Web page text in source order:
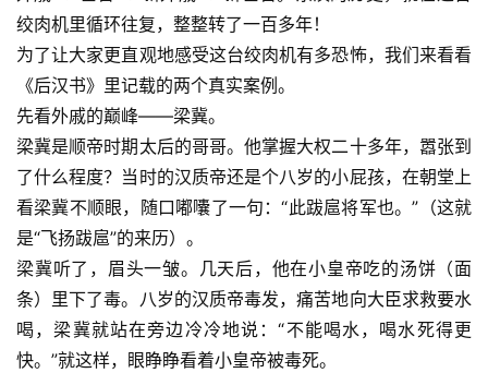
绞肉机里循环往复，整整转了一百多年！
为了让大家更直观地感受这台绞肉机有多恐怖，我们来看看
《后汉书》里记载的两个真实案例。
先看外戚的巅峰——梁冀。
梁冀是顺帝时期太后的哥哥。他掌握大权二十多年，嚣张到
了什么程度？当时的汉质帝还是个八岁的小屁孩，在朝堂上
看梁冀不顺眼，随口嘟囔了一句：“此跋扈将军也。”（这就
是“飞扬跋扈”的来历）。
梁冀听了，眉头一皱。几天后，他在小皇帝吃的汤饼（面
条）里下了毒。八岁的汉质帝毒发，痛苦地向大臣求救要水
喝，梁冀就站在旁边冷冷地说：“不能喝水，喝水死得更
快。”就这样，眼睁睁看着小皇帝被毒死。